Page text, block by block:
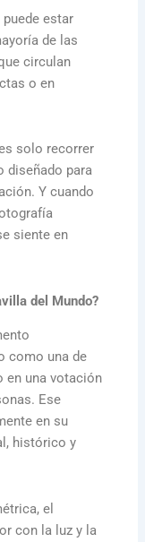
estar
de las
circulan
o en
solo recorrer
diseñado para
Y cuando
siente en
del Mundo?
como una de
en una votación
Ese
en su
histórico y
el
con la luz y la